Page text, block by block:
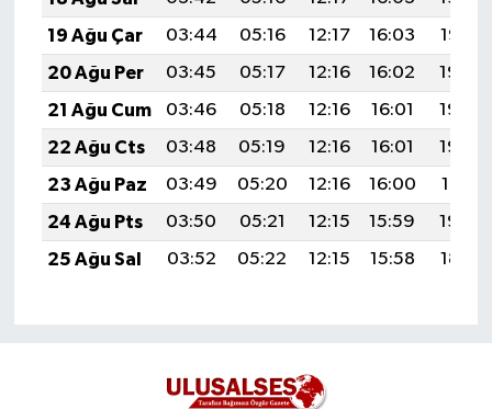
19 Ağu Çar
03:44 05:16 12:17 16:03
19:07
20 Ağu Per
03:45 05:17 12:16 16:02
19:05
21 Ağu Cum
03:46 05:18 12:16 16:01
19:04
22 Ağu Cts
03:48 05:19 12:16 16:01
19:03
23 Ağu Paz
03:49 05:20 12:16 16:00
19:01
24 Ağu Pts
03:50 05:21 12:15 15:59
19:00
25 Ağu Sal
03:52 05:22 12:15 15:58 18:58